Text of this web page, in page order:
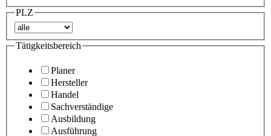
PLZ
Tätigkeitsbereich
Planer
Hersteller
Handel
Sachverständige
Ausbildung
Ausführung